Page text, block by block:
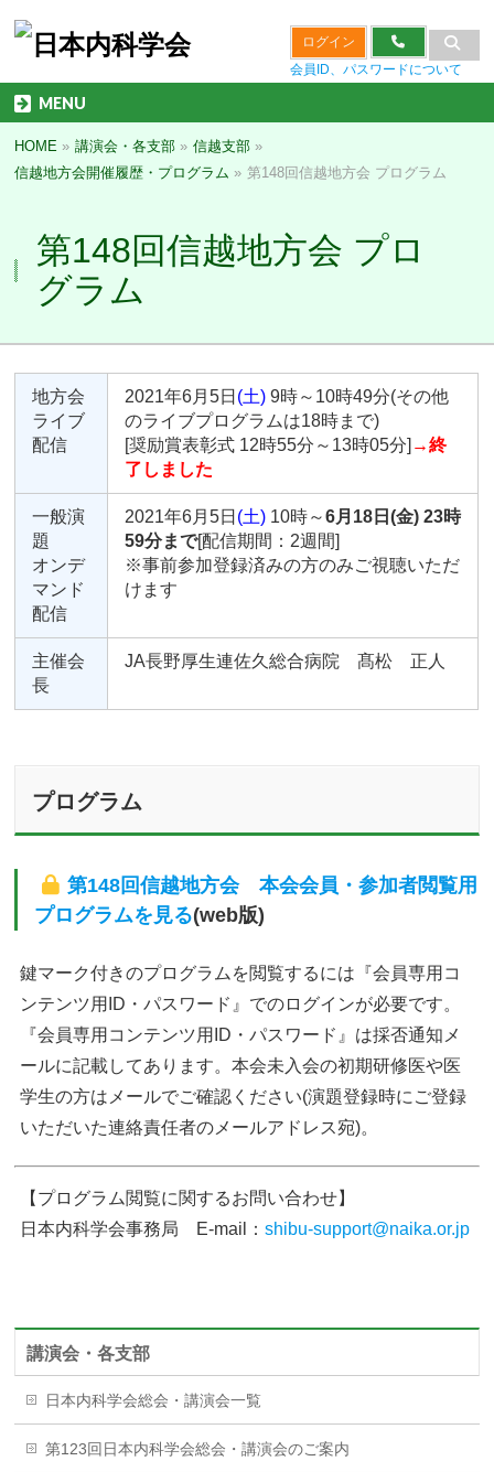
ログイン
会員ID、パスワードについて
MENU
HOME » 講演会・各支部 » 信越支部 »
信越地方会開催履歴・プログラム » 第148回信越地方会 プログラム
第148回信越地方会 プロ
グラム
地方会
ライブ
配信
2021年6月5日 (土) 9時～10時49分(その他
のライブプログラムは18時まで)
[奨励賞表彰式 12時55分～13時05分] →終
了しました
一般演
題
オンデ
マンド
配信
2021年6月5日 (土) 10時～6月18日(金) 23時
59分まで[配信期間：2週間]
※事前参加登録済みの方のみご視聴いただ
けます
主催会
長
JA長野厚生連佐久総合病院 髙松 正人
プログラム
第148回信越地方会 本会会員・参加者閲覧用
プログラムを見る(web版)
鍵マーク付きのプログラムを閲覧するには『会員専用コ
ンテンツ用ID・パスワード』でのログインが必要です。
『会員専用コンテンツ用ID・パスワード』は採否通知メ
ールに記載してあります。本会未入会の初期研修医や医
学生の方はメールでご確認ください(演題登録時にご登録
いただいた連絡責任者のメールアドレス宛)。
【プログラム閲覧に関するお問い合わせ】
日本内科学会事務局 E-mail：shibu-support@naika.or.jp
講演会・各支部
日本内科学会総会・講演会一覧
第123回日本内科学会総会・講演会のご案内